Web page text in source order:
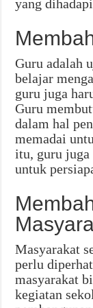
yang
Guru adalah
belajar
guru juga
Guru
dalam hal
memadai
itu, guru juga
untuk
Masyarakat
perlu
masyarakat
kegiatan